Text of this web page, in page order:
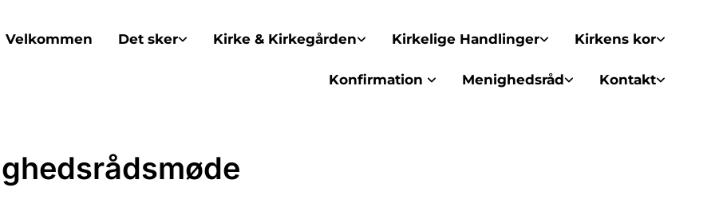
Velkommen Det sker Kirke & Kirkegården Kirkelige Handlinger Kirkens kor
Konfirmation Menighedsråd Kontakt